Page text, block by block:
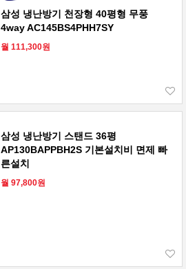
삼성 냉난방기 천장형 40평형 무풍
4way AC145BS4PHH7SY
월 111,300원
삼성 냉난방기 스탠드 36평
AP130BAPPBH2S 기본설치비 면제 빠
른설치
월 97,800원